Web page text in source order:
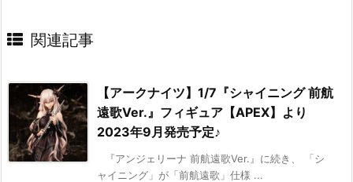
関連記事
【アークナイツ】1/7『シャイニング 前航
遠歌Ver.』フィギュア【APEX】より
2023年9月発売予定♪
『アンジェリーナ 前航遠歌Ver.』に続き、 「シ
ャイニング」が「前航遠歌」仕様 ...